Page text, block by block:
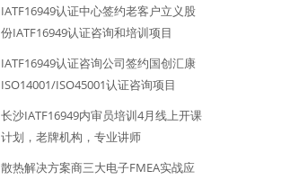
IATF16949认证中心签约老客户立义股
份IATF16949认证咨询和培训项目
IATF16949认证咨询公司签约国创汇康
ISO14001/ISO45001认证咨询项目
长沙IATF16949内审员培训4月线上开课
计划，老牌机构，专业讲师
散热解决方案商三大电子FMEA实战应